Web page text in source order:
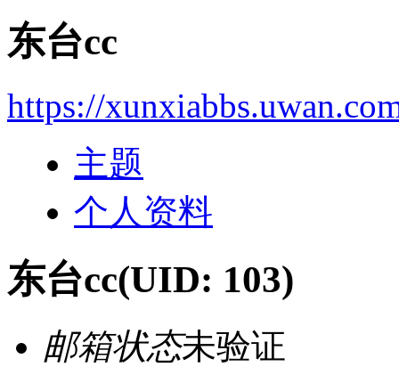
东台cc
https://
主题
个人资料
东台cc(UID: 103)
邮箱状态未验证